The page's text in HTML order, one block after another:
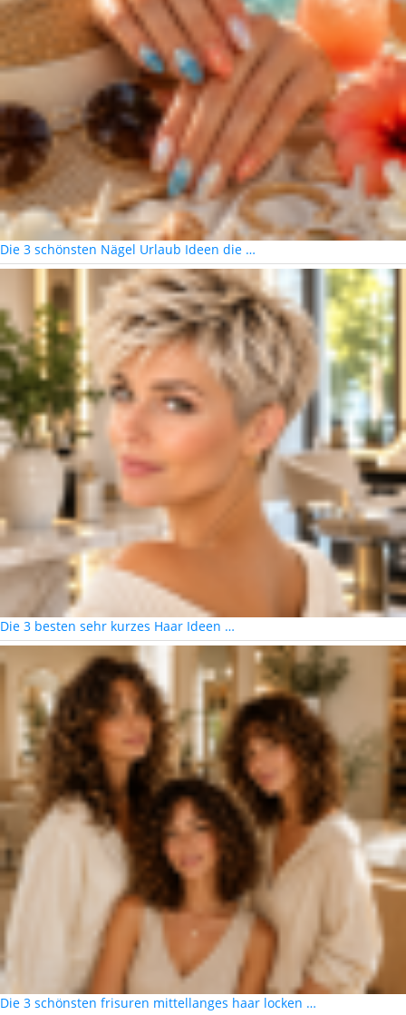
Die 3 schönsten Nägel Urlaub Ideen die …
Die 3 besten sehr kurzes Haar Ideen …
Die 3 schönsten frisuren mittellanges haar locken …